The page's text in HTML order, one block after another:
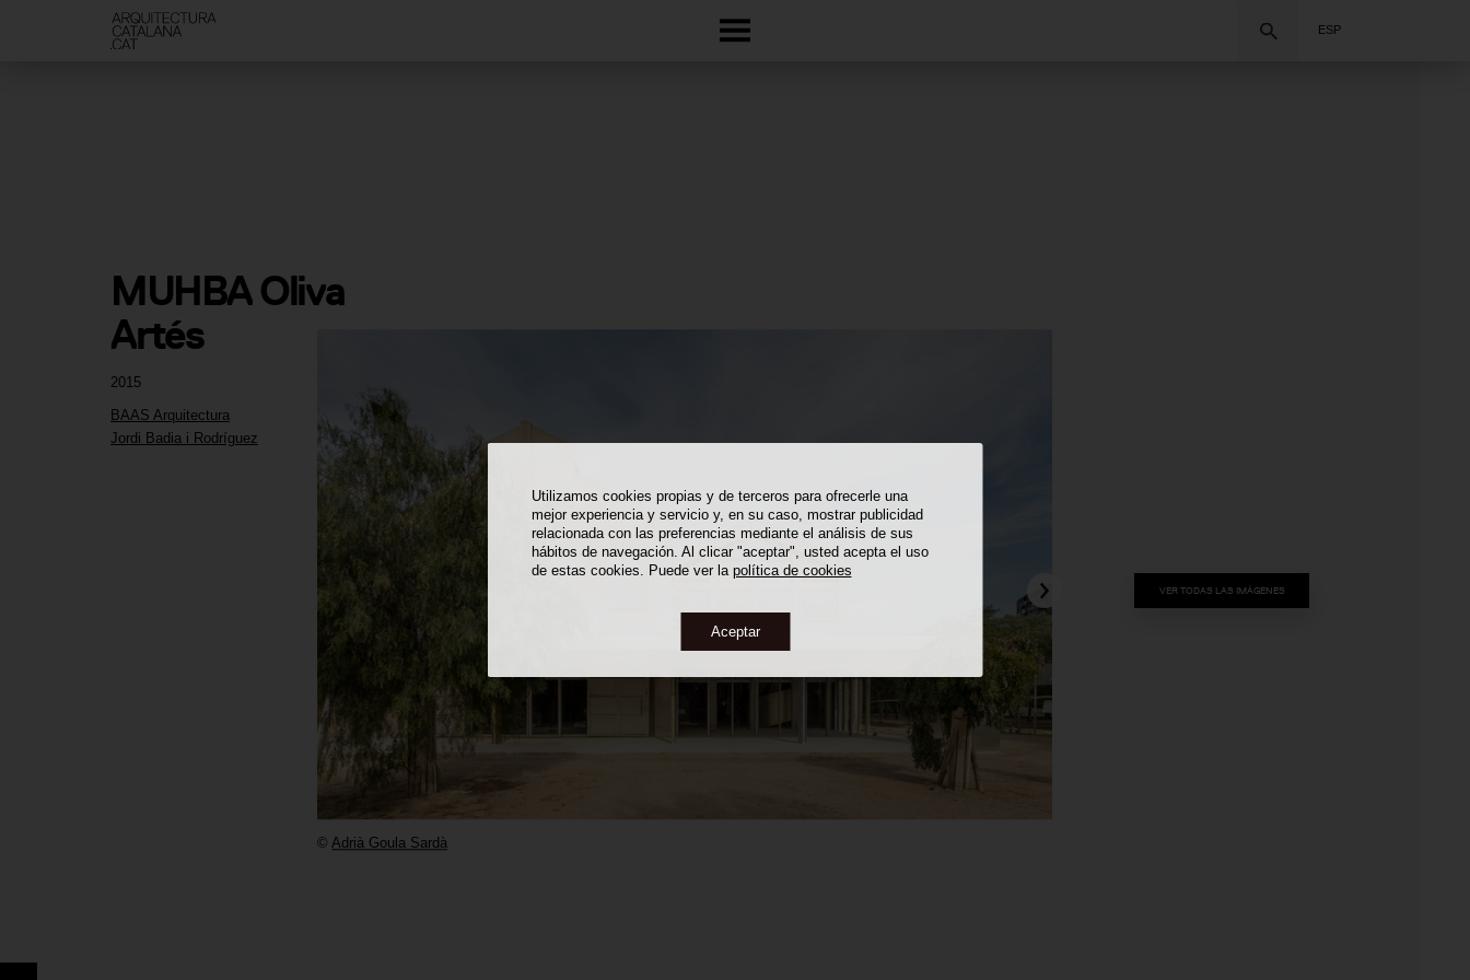
Utilizamos cookies propias y de terceros para ofrecerle una
mejor experiencia y servicio y, en su caso, mostrar publicidad
relacionada con las preferencias mediante el análisis de sus
hábitos de navegación. Al clicar "aceptar", usted acepta el uso
de estas cookies. Puede ver la política de cookies
Aceptar
ESP
2015
BAAS Arquitectura
Jordi Badia i Rodríguez
MUHBA Oliva
Artés
© Adrià Goula Sardà
VER TODAS LAS IMÁGENES